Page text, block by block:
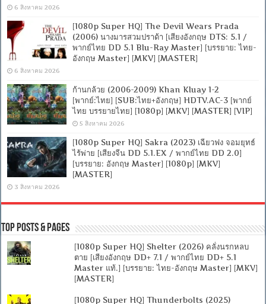
6 สิงหาคม 2026
[1080p Super HQ] The Devil Wears Prada
(2006) นางมารสวมปราด้า [เสียงอังกฤษ DTS: 5.1 /
พากย์ไทย DD 5.1 Blu-Ray Master] [บรรยาย: ไทย-
อังกฤษ Master] [MKV] [MASTER]
6 สิงหาคม 2026
ก้านกล้วย (2006-2009) Khan Kluay 1-2
[พากย์:ไทย] [SUB:ไทย+อังกฤษ] HDTV.AC-3 [พากย์
ไทย บรรยายไทย] [1080p] [MKV] [MASTER] [VIP]
5 สิงหาคม 2026
[1080p Super HQ] Sakra (2023) เฉียวฟง จอมยุทธ์
ไร้พ่าย [เสียงจีน DD 5.1.EX / พากย์ไทย DD 2.0]
[บรรยาย: อังกฤษ Master] [1080p] [MKV]
[MASTER]
3 สิงหาคม 2026
Top Posts & Pages
[1080p Super HQ] Shelter (2026) คลั่งนรกหลบ
ตาย [เสียงอังกฤษ DD+ 7.1 / พากย์ไทย DD+ 5.1
Master แท้.] [บรรยาย: ไทย-อังกฤษ Master] [MKV]
[MASTER]
[1080p Super HQ] Thunderbolts (2025)